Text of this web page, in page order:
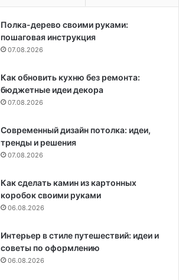
Полка-дерево своими руками:
пошаговая инструкция
07.08.2026
Как обновить кухню без ремонта:
бюджетные идеи декора
07.08.2026
Современный дизайн потолка: идеи,
тренды и решения
07.08.2026
Как сделать камин из картонных
коробок своими руками
06.08.2026
Интерьер в стиле путешествий: идеи и
советы по оформлению
06.08.2026